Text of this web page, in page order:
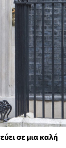
σε μια καλή